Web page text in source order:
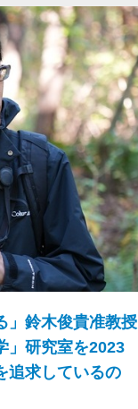
」鈴木俊貴准教授
」研究室を2023
追求しているの